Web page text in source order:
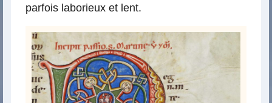
parfois laborieux et lent.